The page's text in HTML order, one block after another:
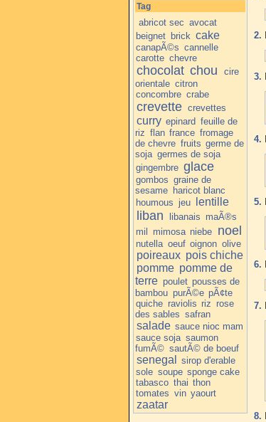
Tag
abricot sec avocat
beignet brick cake
canapÃ©s cannelle
carotte chevre
chocolat chou
cire
orientale citron
concombre crabe
crevette crevettes
curry epinard feuille de
riz flan france fromage
de chevre fruits germe de
soja germes de soja
gingembre glace
gombos graine de
sesame haricot blanc
houmous jeu lentille
liban libanais maÃ®s
mil mimosa niebe noel
nutella oeuf oignon olive
poireaux pois chiche
pomme pomme de
terre poulet pousses de
bambou purÃ©e pÃ¢te
quiche raviolis riz rose
des sables safran
salade sauce nioc mam
sauce soja saumon
fumÃ© sautÃ© de boeuf
senegal
sirop d'erable
sole soupe sponge cake
tabasco thai thon
tomates vin yaourt
zaatar
2.
3.
4.
5.
6.
7.
8.